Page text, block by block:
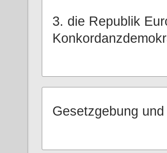
3. die Republik
Gesetzgebung